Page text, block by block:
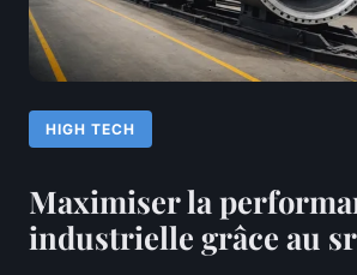
HIGH TECH
Maximiser la
industrielle grâce au